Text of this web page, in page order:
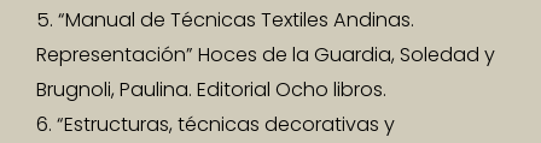
5. “Manual de Técnicas Textiles Andinas.
Representación” Hoces de la Guardia, Soledad y
Brugnoli, Paulina. Editorial Ocho libros.
6. “Estructuras, técnicas decorativas y